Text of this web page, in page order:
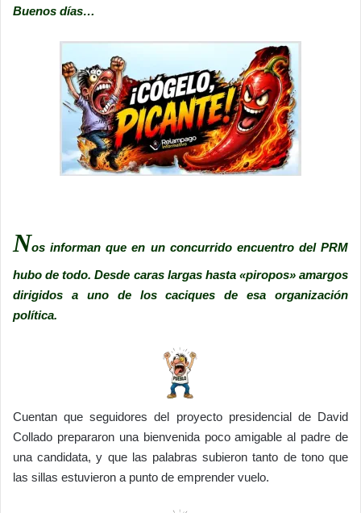
Buenos días…
Nos informan que en un concurrido encuentro del PRM
hubo de todo. Desde caras largas hasta «piropos» amargos
dirigidos a uno de los caciques de esa organización
política.
Cuentan que seguidores del proyecto presidencial de David
Collado prepararon una bienvenida poco amigable al padre de
una candidata, y que las palabras subieron tanto de tono que
las sillas estuvieron a punto de emprender vuelo.